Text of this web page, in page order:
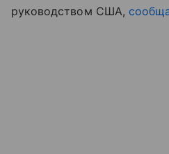
руководством США,